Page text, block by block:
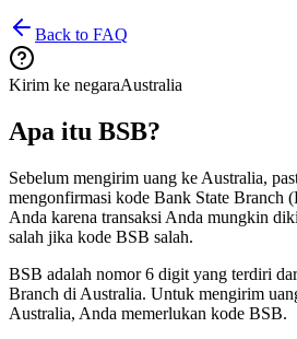
Back to FAQ
Kirim ke negaraAustralia
Apa itu BSB?
Sebelum mengirim uang ke Australia,
mengonfirmasi kode Bank State Branch
Anda karena transaksi Anda mungkin
salah jika kode BSB salah.
BSB adalah nomor 6 digit yang terdiri
Branch di Australia. Untuk mengirim
Australia, Anda memerlukan kode BSB.